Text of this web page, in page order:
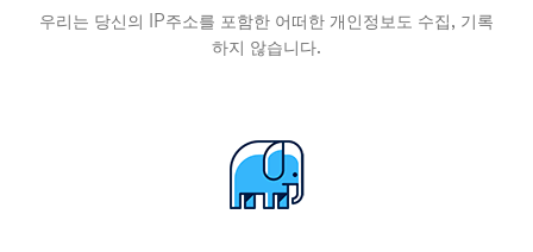
우리는 당신의 IP주소를 포함한 어떠한 개인정보도 수집, 기록
하지 않습니다.